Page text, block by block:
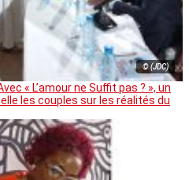
© (JDC)
« L’amour ne Suffit pas ? », un
les couples sur les réalités du